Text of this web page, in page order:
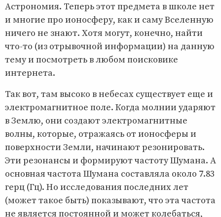
Астрономия. Теперь этот предмета в школе нет
и многие про ионосферу, как и саму Вселенную
ничего не знают. Хотя могут, конечно, найти
что-то (из отрывочной информации) на данную
тему и посмотреть в любом поисковике
интернета.
Так вот, там высоко в небесах существует еще и
электромагнитное поле. Когда молнии ударяют
в Землю, они создают электромагнитные
волны, которые, отражаясь от ионосферы и
поверхности Земли, начинают резонировать.
Эти резонансы и формируют частоту Шумана. А
основная частота Шумана составляла около 7.83
герц (Гц). Но исследования последних лет
(может такое быть) показывают, что эта частота
не является постоянной и может колебаться,